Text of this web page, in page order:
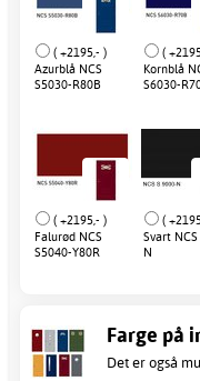
( +2195,- )
Azurblå NCS
S5030-R80B
(
Kornblå
S6030-
( +2195,- )
Falurød NCS
S5040-Y80R
(
Svart
N
Farge på
Det er også